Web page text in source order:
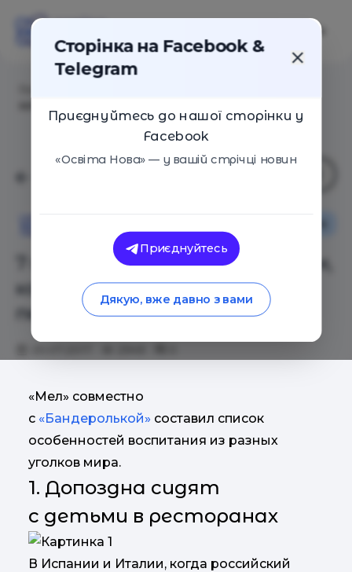
7 привычек иностранных мам,
которые совсем не стыдно
перенять
«Мел» совместно
с «Бандеролькой» составил список
особенностей воспитания из разных
уголков мира.
1. Допоздна сидят
с детьми в ресторанах
В Испании и Италии, когда российский
Сторінка на Facebook &
Telegram
Приєднуйтесь до нашої сторінки у
Facebook
«Освіта Нова» — у вашій стрічці новин
Приєднуйтесь
Дякую, вже давно з вами